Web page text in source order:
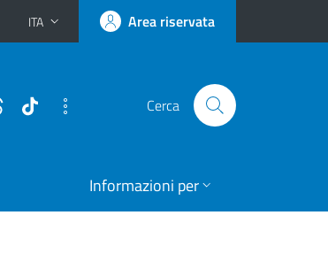
ITA Area riservata
Cerca
Informazioni per